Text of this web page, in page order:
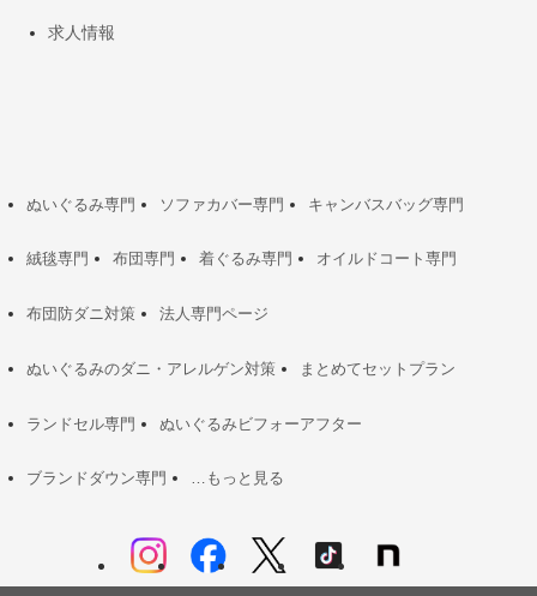
求人情報
ぬいぐるみ専門 ソファカバー専門 キャンバスバッグ専門
絨毯専門 布団専門 着ぐるみ専門 オイルドコート専門
布団防ダニ対策 法人専門ページ
ぬいぐるみのダニ・アレルゲン対策 まとめてセットプラン
ランドセル専門 ぬいぐるみビフォーアフター
ブランドダウン専門 …もっと見る